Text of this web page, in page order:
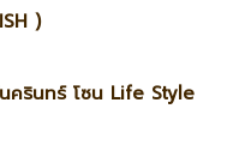
)
รินทร์ โซน Life Style